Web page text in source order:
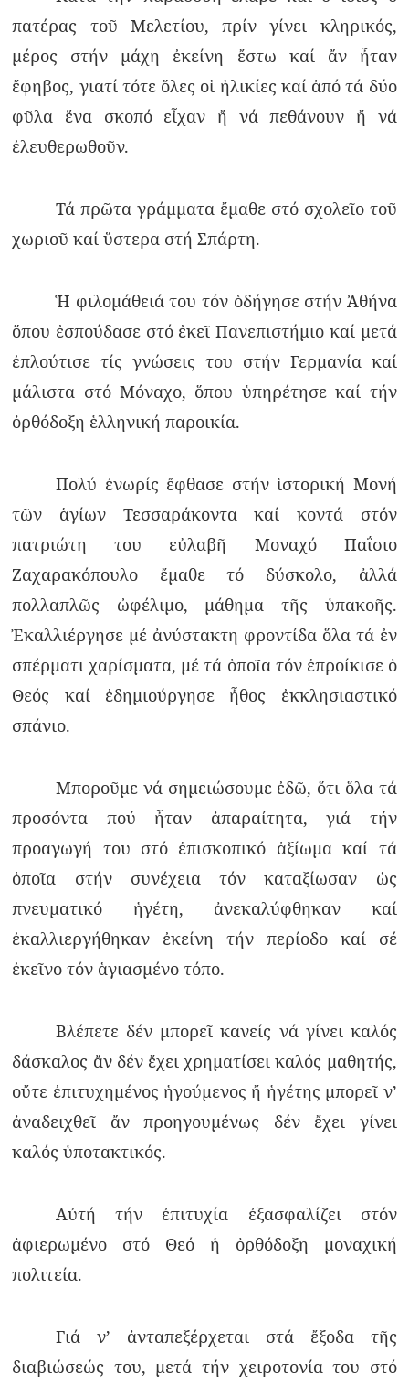
πατέρας τοῦ Μελετίου, πρίν γίνει κληρικός,
μέρος στήν μάχη ἐκείνη ἔστω καί ἄν ἦταν
ἔφηβος, γιατί τότε ὅλες οἱ ἡλικίες καί ἀπό τά δύο
φῦλα ἕνα σκοπό εἶχαν ἤ νά πεθάνουν ἤ νά
ἐλευθερωθοῦν.
Τά πρῶτα γράμματα ἔμαθε στό σχολεῖο τοῦ
χωριοῦ καί ὕστερα στή Σπάρτη.
Ἡ φιλομάθειά του τόν ὁδήγησε στήν Ἀθήνα
ὅπου ἐσπούδασε στό ἐκεῖ Πανεπιστήμιο καί μετά
ἐπλούτισε τίς γνώσεις του στήν Γερμανία καί
μάλιστα στό Μόναχο, ὅπου ὑπηρέτησε καί τήν
ὀρθόδοξη ἑλληνική παροικία.
Πολύ ἐνωρίς ἔφθασε στήν ἱστορική Μονή
τῶν ἁγίων Τεσσαράκοντα καί κοντά στόν
πατριώτη του εὐλαβῆ Μοναχό Παΐσιο
Ζαχαρακόπουλο ἔμαθε τό δύσκολο, ἀλλά
πολλαπλῶς ὠφέλιμο, μάθημα τῆς ὑπακοῆς.
Ἐκαλλιέργησε μέ ἀνύστακτη φροντίδα ὅλα τά ἐν
σπέρματι χαρίσματα, μέ τά ὁποῖα τόν ἐπροίκισε ὁ
Θεός καί ἐδημιούργησε ἦθος ἐκκλησιαστικό
σπάνιο.
Μποροῦμε νά σημειώσουμε ἐδῶ, ὅτι ὅλα τά
προσόντα πού ἦταν ἀπαραίτητα, γιά τήν
προαγωγή του στό ἐπισκοπικό ἀξίωμα καί τά
ὁποῖα στήν συνέχεια τόν καταξίωσαν ὡς
πνευματικό ἡγέτη, ἀνεκαλύφθηκαν καί
ἐκαλλιεργήθηκαν ἐκείνη τήν περίοδο καί σέ
ἐκεῖνο τόν ἁγιασμένο τόπο.
Βλέπετε δέν μπορεῖ κανείς νά γίνει καλός
δάσκαλος ἄν δέν ἔχει χρηματίσει καλός μαθητής,
οὔτε ἐπιτυχημένος ἡγούμενος ἤ ἡγέτης μπορεῖ ν’
ἀναδειχθεῖ ἄν προηγουμένως δέν ἔχει γίνει
καλός ὑποτακτικός.
Αὐτή τήν ἐπιτυχία ἐξασφαλίζει στόν
ἀφιερωμένο στό Θεό ἡ ὀρθόδοξη μοναχική
πολιτεία.
Γιά ν’ ἀνταπεξέρχεται στά ἔξοδα τῆς
διαβιώσεώς του, μετά τήν χειροτονία του στό